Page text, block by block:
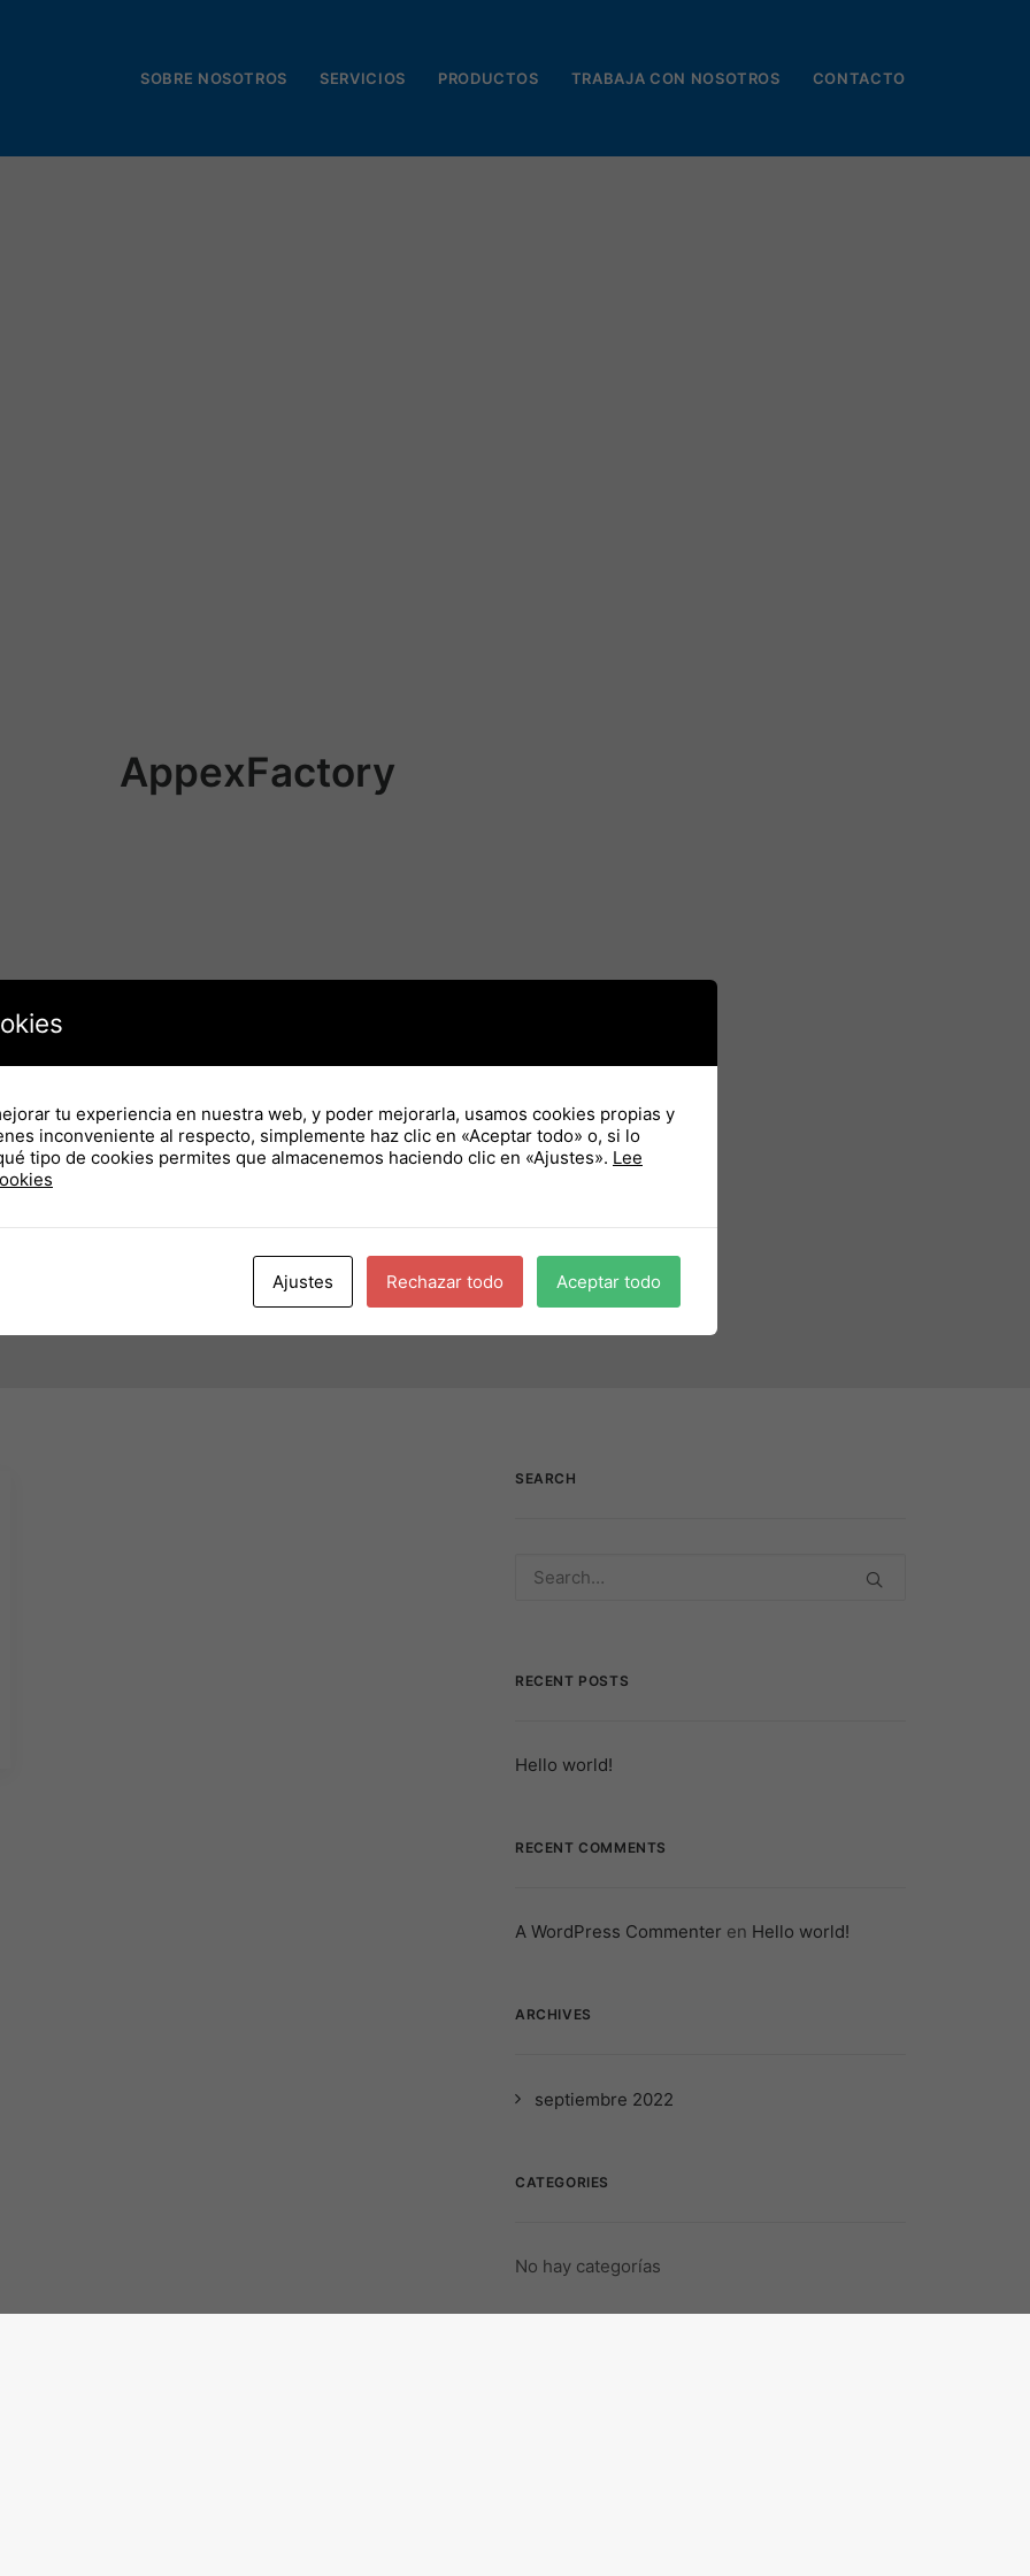
SOBRE NOSOTROS SERVICIOS PRODUCTOS TRABAJA CON NOSOTROS CONTACTO
AppexFactory
SEARCH
RECENT POSTS
Hello world!
RECENT COMMENTS
A WordPress Commenter en Hello world!
ARCHIVES
septiembre 2022
CATEGORIES
No hay categorías
tu experiencia en nuestra web, y poder mejorarla, usamos cookies propias y
inconveniente al respecto, simplemente haz clic en «Aceptar todo» o, si lo
tipo de cookies permites que almacenemos haciendo clic en «Ajustes». Lee
Ajustes Rechazar todo Aceptar todo